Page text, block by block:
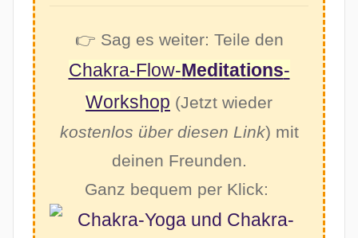
👉 Sag es weiter: Teile den
Chakra-Flow-Meditations-
Workshop (Jetzt wieder
kostenlos über diesen Link) mit
deinen Freunden.
Ganz bequem per Klick: